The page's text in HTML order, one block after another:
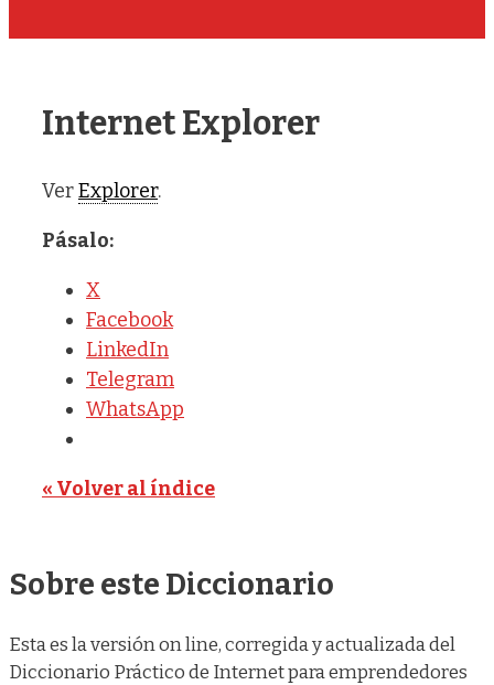
Internet Explorer
VerExplorer.
Pásalo:
X
Facebook
LinkedIn
Telegram
WhatsApp
« Volver al índice
Sobre este Diccionario
Esta es la versión on line, corregida y actualizada del
Diccionario Práctico de Internet para emprendedores